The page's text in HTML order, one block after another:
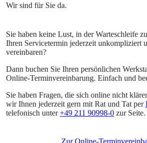
Sie haben keine Lust, in der Warteschleife
Ihren Servicetermin jederzeit unkompliziert
vereinbaren?
Dann buchen Sie Ihren persönlichen
Online-Terminvereinbarung. Einfach und
Sie haben Fragen, die sich online nicht
wir Ihnen jederzeit gern mit Rat und Tat per
telefonisch unter+49 211 90998-0 zur Seite.